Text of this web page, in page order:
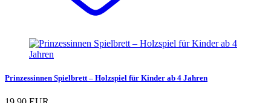
Prinzessinnen Spielbrett – Holzspiel für Kinder ab 4 Jahren